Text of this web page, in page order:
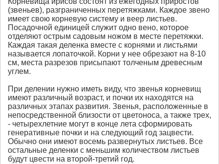
(звеньев), разграниченных перетяжками. Каждое звено
имеет свою корневую систему и веер листьев.
Посадочной единицей служит одно вено, которое
отделяют острым садовым ножом в месте перетяжки.
Каждая такая деленка вместе с корнями и листьями
называется лопаточкой. Корни у нее обрезают на 8-10
см, места разрезов присыпают толченым древесным
углем.
При делении нужно иметь виду, что звенья корневищ
имеют различный возраст, и почки их находятся на
различных этапах развития. Звенья, расположенные в
непосредственной близости от цветоноса, а также трех,
- четырехлетние могут в конце лета сформировать
генеративные почки и на следующий год зацвести.
Обычно они имеют восемь развернутых листьев. Все
остальные деленки с меньшим количеством листьев
будут цвести на второй-третий год.